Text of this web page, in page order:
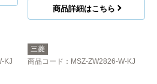
ームエアコン MSZ-NXV
2826S-W 工事費込
空気清浄
178,496